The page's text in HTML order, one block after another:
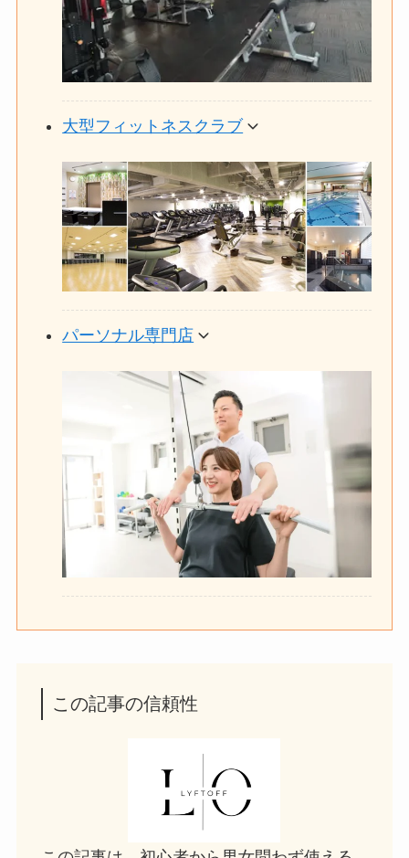
大型フィットネスクラブ
パーソナル専門店
この記事の信頼性